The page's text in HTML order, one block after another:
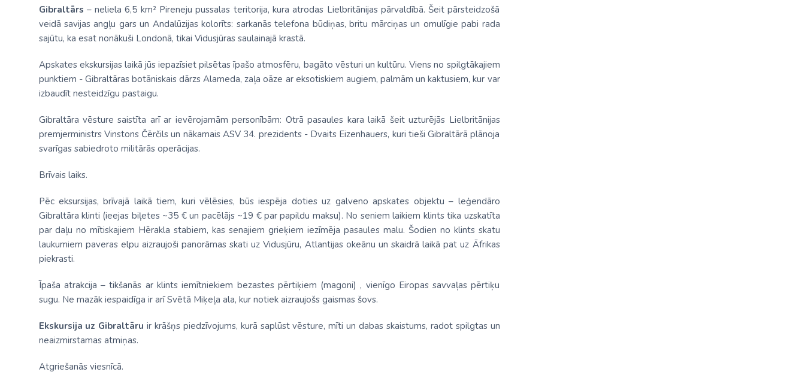
Gibraltārs – neliela 6,5 km² Pireneju pussalas teritorija, kura atrodas Lielbritānijas pārvaldībā. Šeit pārsteidzošā
veidā savijas angļu gars un Andalūzijas kolorīts: sarkanās telefona būdiņas, britu mārciņas un omulīgie pabi rada
sajūtu, ka esat nonākuši Londonā, tikai Vidusjūras saulainajā krastā.
Apskates ekskursijas laikā jūs iepazīsiet pilsētas īpašo atmosfēru, bagāto vēsturi un kultūru. Viens no spilgtākajiem
punktiem - Gibraltāras botāniskais dārzs Alameda, zaļa oāze ar eksotiskiem augiem, palmām un kaktusiem, kur var
izbaudīt nesteidzīgu pastaigu.
Gibraltāra vēsture saistīta arī ar ievērojamām personībām: Otrā pasaules kara laikā šeit uzturējās Lielbritānijas
premjerministrs Vinstons Čērčils un nākamais ASV 34. prezidents - Dvaits Eizenhauers, kuri tieši Gibraltārā plānoja
svarīgas sabiedroto militārās operācijas.
Brīvais laiks.
Pēc eksursijas, brīvajā laikā tiem, kuri vēlēsies, būs iespēja doties uz galveno apskates objektu – leģendāro
Gibraltāra klinti (ieejas biļetes ~35 € un pacēlājs ~19 € par papildu maksu). No seniem laikiem klints tika uzskatīta
par daļu no mītiskajiem Hērakla stabiem, kas senajiem grieķiem iezīmēja pasaules malu. Šodien no klints skatu
laukumiem paveras elpu aizraujoši panorāmas skati uz Vidusjūru, Atlantijas okeānu un skaidrā laikā pat uz Āfrikas
piekrasti.
Īpaša atrakcija – tikšanās ar klints iemītniekiem bezastes pērtiķiem (magoni) , vienīgo Eiropas savvaļas pērtiķu
sugu. Ne mazāk iespaidīga ir arī Svētā Miķeļa ala, kur notiek aizraujošs gaismas šovs.
Ekskursija uz Gibraltāru ir krāšņs piedzīvojums, kurā saplūst vēsture, mīti un dabas skaistums, radot spilgtas un
neaizmirstamas atmiņas.
Atgriešanās viesnīcā.